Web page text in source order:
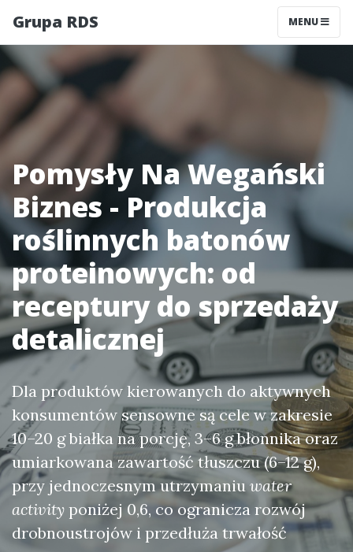
Grupa RDS MENU
Pomysły Na Wegański
Biznes - Produkcja
roślinnych batonów
proteinowych: od
receptury do sprzedaży
detalicznej
Dla produktów kierowanych do aktywnych
konsumentów sensowne są cele w zakresie
10–20 g białka na porcję, 3–6 g błonnika oraz
umiarkowana zawartość tłuszczu (6–12 g),
przy jednoczesnym utrzymaniuwater
activity poniżej 0,6, co ogranicza rozwój
drobnoustrojów i przedłuża trwałość